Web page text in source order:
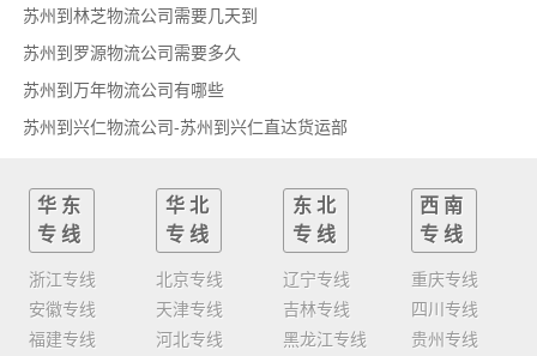
苏州到林芝物流公司需要几天到
苏州到罗源物流公司需要多久
苏州到万年物流公司有哪些
苏州到兴仁物流公司-苏州到兴仁直达货运部
华东
专线
浙江专线
安徽专线
福建专线
华北
专线
北京专线
天津专线
河北专线
东北
专线
辽宁专线
吉林专线
黑龙江专线
西南
专线
重庆专线
四川专线
贵州专线